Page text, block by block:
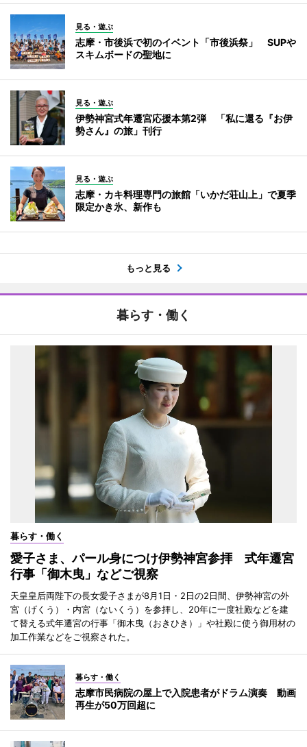
見る・遊ぶ
志摩・市後浜で初のイベント「市後浜祭」 SUPや
スキムボードの聖地に
見る・遊ぶ
伊勢神宮式年遷宮応援本第2弾 「私に還る『お伊
勢さん』の旅」刊行
見る・遊ぶ
志摩・カキ料理専門の旅館「いかだ荘山上」で夏季
限定かき氷、新作も
もっと見る
暮らす・働く
暮らす・働く
愛子さま、パール身につけ伊勢神宮参拝 式年遷宮
行事「御木曳」などご視察
天皇皇后両陛下の長女愛子さまが8月1日・2日の2日間、伊勢神宮の外
宮（げくう）・内宮（ないくう）を参拝し、20年に一度社殿などを建
て替える式年遷宮の行事「御木曳（おきひき）」や社殿に使う御用材の
加工作業などをご視察された。
暮らす・働く
志摩市民病院の屋上で入院患者がドラム演奏 動画
再生が50万回超に